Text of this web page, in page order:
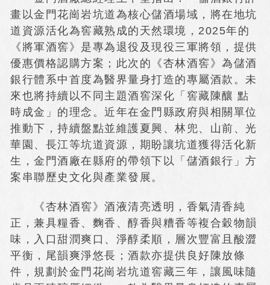
畫以金門花崗岩坑道為核心儲酒場域，將在地坑
道資源活化為窖藏熟成的天然環境，2025年的
《將軍酒窖》是專為退役及現役三軍將領，提供
優惠價格認購方案；此次的《杏林酒窖》為儲酒
銀行體系中首度為醫界量身打造的專屬酒款。未
來也將持續以不同主題酒窖深化「窖藏陳釀 點
時成金」的理念。近年在金門縣政府與相關單位
推動下，持續盤點並維護夏興、林兜、山前、光
華園、長江等坑道資源，期盼讓坑道獲得活化新
生，金門酒廠在縣府的帶領下以「儲酒銀行」方
案串聯歷史文化與產業發展。
《杏林酒窖》酒液清亮透明，香氣清香純
正，兼具糧香、麴香、醇香與糟香等複合穀物韻
味，入口甜潤爽口、淨醇柔順，層次豐富且酸澀
平衡，尾韻爽淨悠長；酒款亦提供良好陳放條
件，規劃於金門花崗岩坑道窖藏三年，讓風味隨